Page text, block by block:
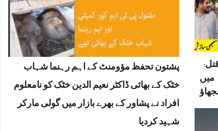
میں
پشتون تحفظ مؤومنٹ کے اہم رہنما شہاب
خٹک کے بھائی ڈاکٹر نعیم الدین خٹک کو نامعلوم
افراد نے پشاور کے بھرے بازار میں گولی مارکر
شہید کردیا